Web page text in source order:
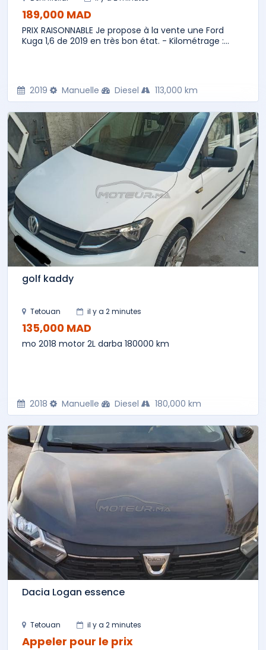
189,000 MAD
PRIX RAISONNABLE Je propose à la vente une Ford
Kuga 1,6 de 2019 en très bon état. - Kilométrage :...
2019 Manuelle Diesel 113,000 km
golf kaddy
Tetouan il y a 2 minutes
135,000 MAD
mo 2018 motor 2L darba 180000 km
2018 Manuelle Diesel 180,000 km
Dacia Logan essence
Tetouan il y a 2 minutes
Appeler pour le prix